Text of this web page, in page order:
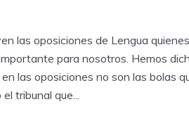
las oposiciones de Lengua
para nosotros. Hemos
las oposiciones no son las bolas
tribunal que...